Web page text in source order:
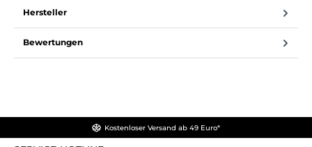
Hersteller
Bewertungen
Kostenloser Versand ab 49 Euro*